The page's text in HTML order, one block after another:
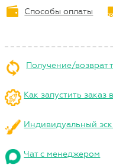
Способы оплаты
Получение/возврат
Как запустить заказ
Индивидуальный
Чат с менеджером